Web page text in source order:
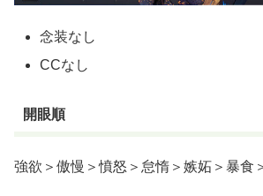
念装なし
CCなし
開眼順
強欲＞傲慢＞憤怒＞怠惰＞嫉妬＞暴食